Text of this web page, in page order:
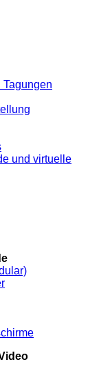
Tagungen
und virtuelle